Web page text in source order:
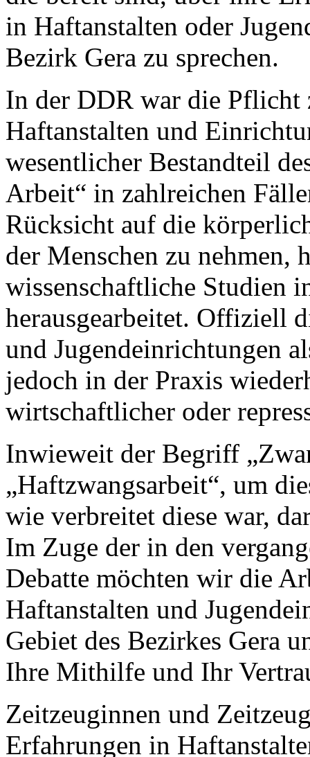
in Haftanstalten oder
Bezirk Gera zu sprechen.
In der DDR war die Pflicht
Haftanstalten und
wesentlicher Bestandteil
Arbeit“ in zahlreichen
Rücksicht auf die
der Menschen zu nehmen,
wissenschaftliche Studien
herausgearbeitet. Offiziell
und Jugendeinrichtungen
jedoch in der Praxis
wirtschaftlicher oder
Inwieweit der Begriff
„Haftzwangsarbeit“, um
wie verbreitet diese war,
Im Zuge der in den
Debatte möchten wir die
Haftanstalten und
Gebiet des Bezirkes Gera
Ihre Mithilfe und Ihr
Zeitzeuginnen und
Erfahrungen in